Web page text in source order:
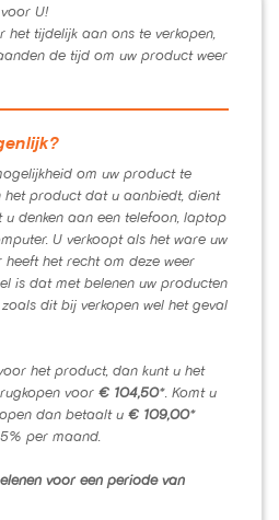
U!
het tijdelijk aan ons te verkopen,
de tijd om uw product weer
om uw product te
het product dat u aanbiedt, dient
denken aan een telefoon, laptop
U verkoopt als het ware uw
het recht om deze weer
is dat met belenen uw producten
dit bij verkopen wel het geval
het product, dan kunt u het
voor € 104,50*. Komt u
dan betaalt u € 109,00*
per maand.
voor een periode van